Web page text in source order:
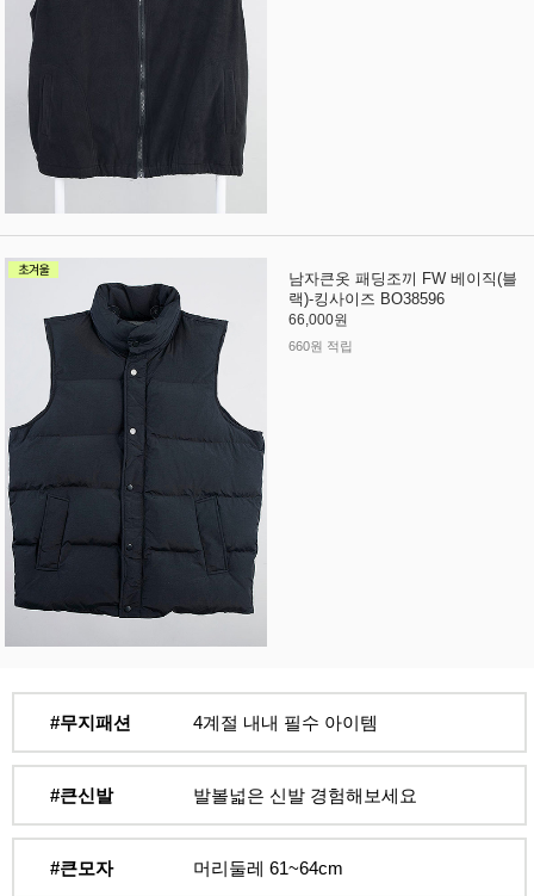
남자큰옷 패딩조끼 FW 베이직(블
랙)-킹사이즈 BO38596
66,000원
660원 적립
#무지패션 4계절 내내 필수 아이템
#큰신발 발볼넓은 신발 경험해보세요
#큰모자 머리둘레 61~64cm